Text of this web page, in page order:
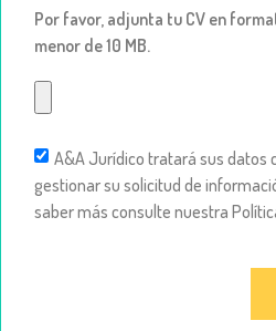
Por favor, adjunta tu CV en
menor de 10 MB.
A&A Jurídico tratará sus datos
gestionar su solicitud de
saber más consulte nuestra